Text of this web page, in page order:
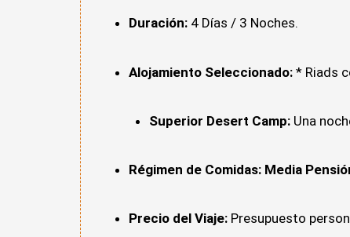
Duración: 4 Días / 3 Noches.
Alojamiento Seleccionado: * Riads
Superior Desert Camp:Una
Régimen de Comidas: Media
Precio del Viaje: Presupuesto